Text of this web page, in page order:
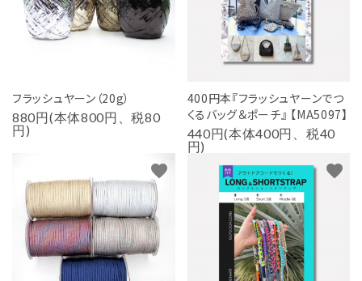
フラッシュヤーン（20g）
880円(本体800円、税80
円)
400円本『フラッシュヤーンでつ
くるバッグ＆ポーチ』 【MA5097】
440円(本体400円、税40
円)
favorite favorite